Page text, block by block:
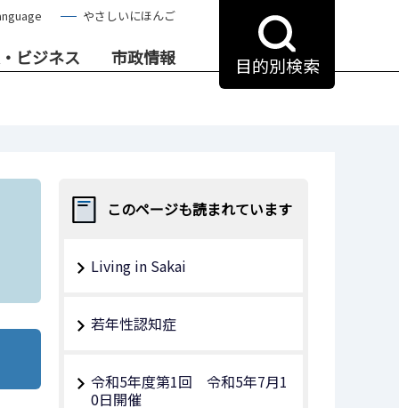
やさしいにほんご
ビジネス 市政情報 目的別検索
このページも読まれています
Living in Sakai
若年性認知症
令和5年度第1回 令和5年7月1
0日開催